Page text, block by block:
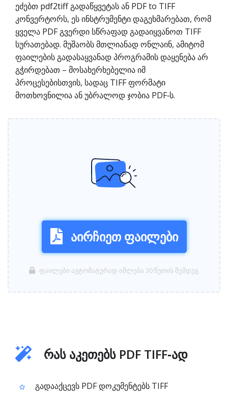
ეძებთ pdf2tiff გადაწყვეტას ან PDF to TIFF
კონვერტორს, ეს ინსტრუმენტი დაგეხმარებათ, რომ
ყველა PDF გვერდი სწრაფად გადაიყვანოთ TIFF
სურათებად. მუშაობს მთლიანად ონლაინ, ამიტომ
ფაილების გადასაყვანად პროგრამის დაყენება არ
გჭირდებათ – მოსახერხებელია იმ
პროცესებისთვის, სადაც TIFF ფორმატი
მოთხოვნილია ან უბრალოდ ჯობია PDF‑ს.
აირჩიეთ ფაილები
ფაილები ავტომატურად იშლება 30 წუთის შემდეგ
რას აკეთებს PDF TIFF‑ად
გადააქცევს PDF დოკუმენტებს TIFF